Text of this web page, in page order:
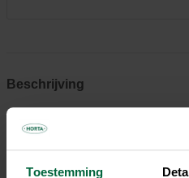
Toestemming
Beschrijving
De Micro-Drip-Bewatering